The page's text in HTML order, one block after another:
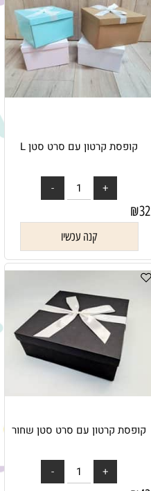
קופסת קרטון עם סרט סטן L
₪32
קנה עכשיו
קופסת קרטון עם סרט סטן שחור